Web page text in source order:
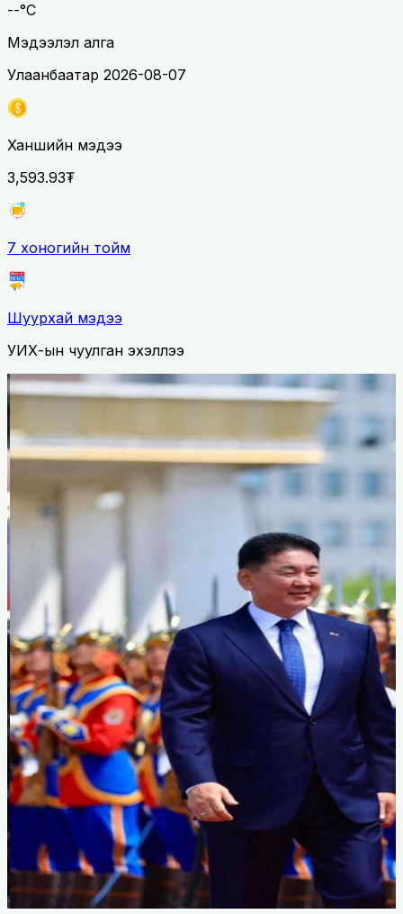
--°C
Мэдээлэл алга
Улаанбаатар 2026-08-07
Ханшийн мэдээ
3,593.93₮
7 хоногийн тойм
Шуурхай мэдээ
УИХ-ын чуулган эхэллээ